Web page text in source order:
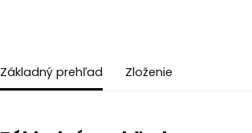
Základný prehľad Zloženie